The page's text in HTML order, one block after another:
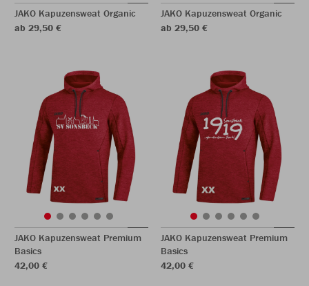
JAKO Kapuzensweat Organic
ab 29,50 €
JAKO Kapuzensweat Organic
ab 29,50 €
JAKO Kapuzensweat Premium
Basics
42,00 €
JAKO Kapuzensweat Premium
Basics
42,00 €